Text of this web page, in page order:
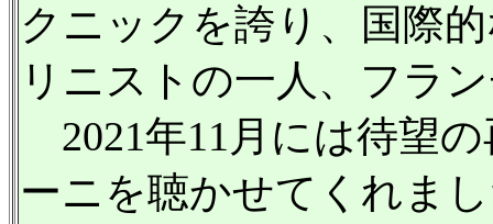
クニックを誇り、国際
リニストの一人、フラ
2021年11月には待望
ーニを聴かせてくれま